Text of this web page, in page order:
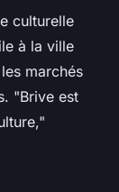
culturelle
à la ville
marchés
"Brive est